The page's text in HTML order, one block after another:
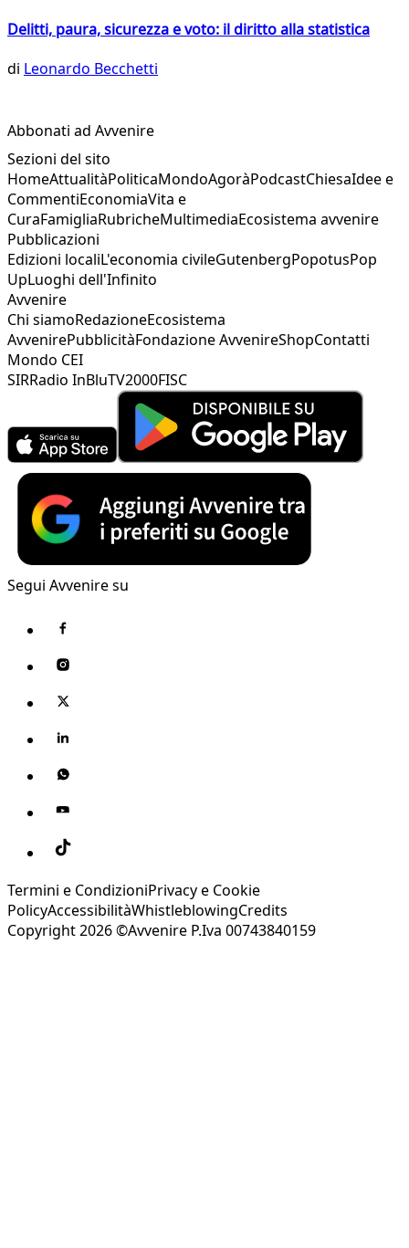
Delitti, paura, sicurezza e voto: il diritto alla statistica
di Leonardo Becchetti
Abbonati ad Avvenire
Sezioni del sito
HomeAttualitàPoliticaMondoAgoràPodcastChiesaIdee e
CommentiEconomiaVita e
CuraFamigliaRubricheMultimediaEcosistema avvenire
Pubblicazioni
Edizioni localiL'economia civileGutenbergPopotusPop
UpLuoghi dell'Infinito
Avvenire
Chi siamoRedazioneEcosistema
AvvenirePubblicitàFondazione AvvenireShopContatti
Mondo CEI
SIRRadio InBluTV2000FISC
Segui Avvenire su
Termini e CondizioniPrivacy e Cookie
PolicyAccessibilitàWhistleblowingCredits
Copyright 2026 ©Avvenire P.Iva 00743840159